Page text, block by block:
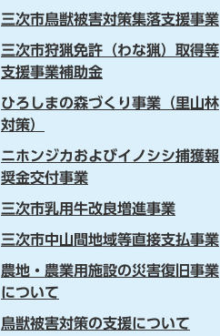
三次市鳥獣被害対策集落支援事業
三次市狩猟免許（わな猟）取得等
支援事業補助金
ひろしまの森づくり事業（里山林
対策）
ニホンジカおよびイノシシ捕獲報
奨金交付事業
三次市乳用牛改良増進事業
三次市中山間地域等直接支払事業
農地・農業用施設の災害復旧事業
について
鳥獣被害対策の支援について